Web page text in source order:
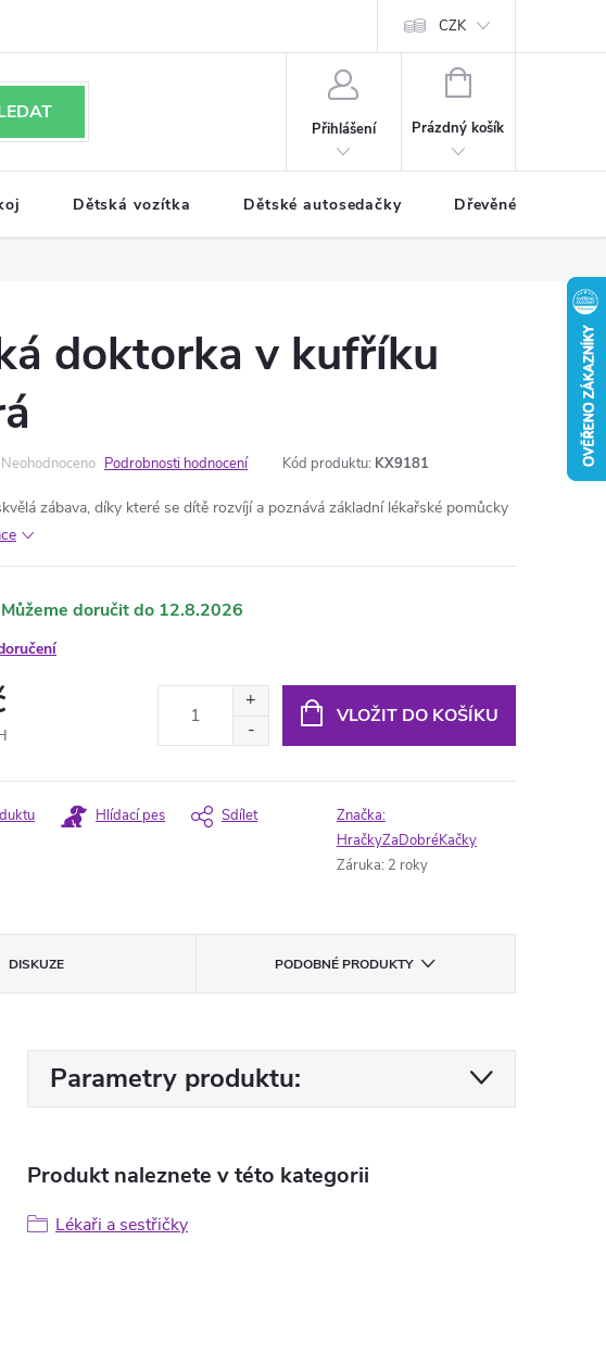
CZK
Přihlášení
NÁKUPNÍ
Prázdný košík
Dětská vozítka Dětské autosedačky Dřevěné hračky
doktorka v kufříku
Neohodnoceno Podrobnosti hodnocení Kód produktu: KX9181
zábava, díky které se dítě rozvíjí a poznává základní lékařské pomůcky
12.8.2026
VLOŽIT DO KOŠÍKU
Hlídací pes Sdílet
Značka:
HračkyZaDobréKačky
Záruka: 2 roky
DISKUZE PODOBNÉ PRODUKTY
Parametry produktu:
Produkt naleznete v této kategorii
Lékaři a sestřičky